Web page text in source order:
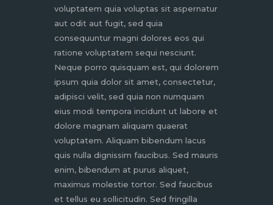
voluptatem quia voluptas sit aspernatur
aut odit aut fugit, sed quia
consequuntur magni dolores eos qui
ratione voluptatem sequi nesciunt.
Neque porro quisquam est, qui dolorem
ipsum quia dolor sit amet, consectetur,
adipisci velit, sed quia non numquam
eius modi tempora incidunt ut labore et
dolore magnam aliquam quaerat
voluptatem. Aliquam bibendum lacus
quis nulla dignissim faucibus. Sed mauris
enim, bibendum at purus aliquet,
maximus molestie tortor. Sed faucibus
et tellus eu sollicitudin. Sed fringilla